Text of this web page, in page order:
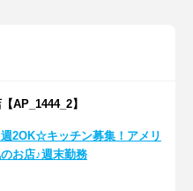
】
週2OK☆キッチン募集！アメリ
お店♪週末勤務